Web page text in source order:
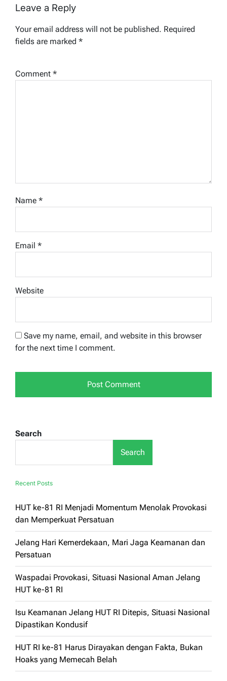
Leave a Reply
Your email address will not be published. Required
fields are marked *
Comment *
Name *
Email *
Website
Save my name, email, and website in this browser
for the next time I comment.
Search
Search
Recent Posts
HUT ke-81 RI Menjadi Momentum Menolak Provokasi
dan Memperkuat Persatuan
Jelang Hari Kemerdekaan, Mari Jaga Keamanan dan
Persatuan
Waspadai Provokasi, Situasi Nasional Aman Jelang
HUT ke-81 RI
Isu Keamanan Jelang HUT RI Ditepis, Situasi Nasional
Dipastikan Kondusif
HUT RI ke-81 Harus Dirayakan dengan Fakta, Bukan
Hoaks yang Memecah Belah